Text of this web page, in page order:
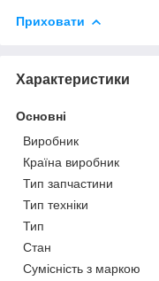
Приховати
Характеристики
Основні
Виробник
Країна виробник
Тип запчастини
Тип техніки
Тип
Стан
Сумісність з маркою